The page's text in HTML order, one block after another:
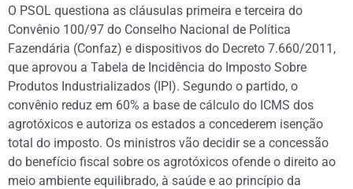
O PSOL questiona as cláusulas primeira e terceira do
Convênio 100/97 do Conselho Nacional de Política
Fazendária (Confaz) e dispositivos do Decreto 7.660/2011,
que aprovou a Tabela de Incidência do Imposto Sobre
Produtos Industrializados (IPI). Segundo o partido, o
convênio reduz em 60% a base de cálculo do ICMS dos
agrotóxicos e autoriza os estados a concederem isenção
total do imposto. Os ministros vão decidir se a concessão
do benefício fiscal sobre os agrotóxicos ofende o direito ao
meio ambiente equilibrado, à saúde e ao princípio da